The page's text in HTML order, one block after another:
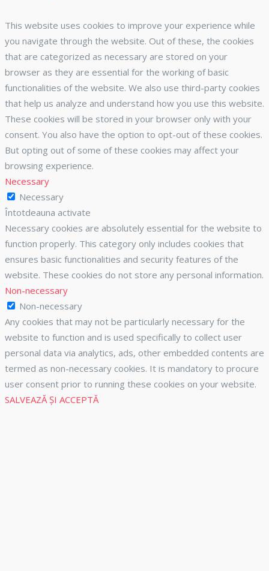
This website uses cookies to improve your experience while
you navigate through the website. Out of these, the cookies
that are categorized as necessary are stored on your
browser as they are essential for the working of basic
functionalities of the website. We also use third-party cookies
that help us analyze and understand how you use this website.
These cookies will be stored in your browser only with your
consent. You also have the option to opt-out of these cookies.
But opting out of some of these cookies may affect your
browsing experience.
Necessary
Necessary
Întotdeauna activate
Necessary cookies are absolutely essential for the website to
function properly. This category only includes cookies that
ensures basic functionalities and security features of the
website. These cookies do not store any personal information.
Non-necessary
Non-necessary
Any cookies that may not be particularly necessary for the
website to function and is used specifically to collect user
personal data via analytics, ads, other embedded contents are
termed as non-necessary cookies. It is mandatory to procure
user consent prior to running these cookies on your website.
SALVEAZĂ ȘI ACCEPTĂ